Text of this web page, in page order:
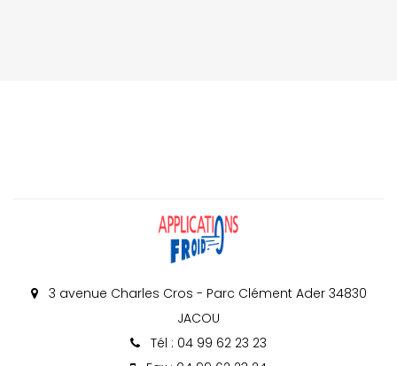
3 avenue Charles Cros - Parc Clément Ader 34830
JACOU
Tél : 04 99 62 23 23